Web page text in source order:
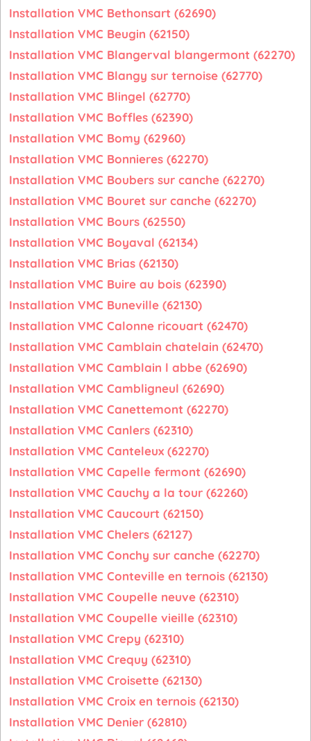
Installation VMC Bethonsart (62690)
Installation VMC Beugin (62150)
Installation VMC Blangerval blangermont (62270)
Installation VMC Blangy sur ternoise (62770)
Installation VMC Blingel (62770)
Installation VMC Boffles (62390)
Installation VMC Bomy (62960)
Installation VMC Bonnieres (62270)
Installation VMC Boubers sur canche (62270)
Installation VMC Bouret sur canche (62270)
Installation VMC Bours (62550)
Installation VMC Boyaval (62134)
Installation VMC Brias (62130)
Installation VMC Buire au bois (62390)
Installation VMC Buneville (62130)
Installation VMC Calonne ricouart (62470)
Installation VMC Camblain chatelain (62470)
Installation VMC Camblain l abbe (62690)
Installation VMC Cambligneul (62690)
Installation VMC Canettemont (62270)
Installation VMC Canlers (62310)
Installation VMC Canteleux (62270)
Installation VMC Capelle fermont (62690)
Installation VMC Cauchy a la tour (62260)
Installation VMC Caucourt (62150)
Installation VMC Chelers (62127)
Installation VMC Conchy sur canche (62270)
Installation VMC Conteville en ternois (62130)
Installation VMC Coupelle neuve (62310)
Installation VMC Coupelle vieille (62310)
Installation VMC Crepy (62310)
Installation VMC Crequy (62310)
Installation VMC Croisette (62130)
Installation VMC Croix en ternois (62130)
Installation VMC Denier (62810)